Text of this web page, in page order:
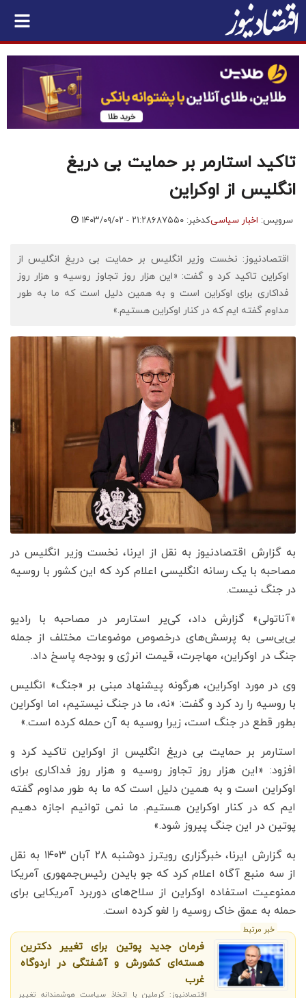
تاکید استارمر بر حمایت بی دریغ
انگلیس از اوکراین
سرویس: اخبار سیاسیکدخبر: ۶۸۷۵۵۰ ۱۴۰۳/۰۹/۰۲ - ۲۱:۲۸
اقتصادنیوز: نخست وزیر انگلیس بر حمایت بی دریغ انگلیس از
اوکراین تاکید کرد و گفت: «این هزار روز تجاوز روسیه و هزار روز
فداکاری برای اوکراین است و به همین دلیل است که ما به طور
مداوم گفته ایم که در کنار اوکراین هستیم.»
به گزارش اقتصادنیوز به نقل از ایرنا، نخست‌ وزیر انگلیس در
مصاحبه با یک رسانه انگلیسی اعلام کرد که این کشور با روسیه
در جنگ نیست.
«آناتولی» گزارش داد، کی‌یر استارمر در مصاحبه‌ با رادیو
بی‌بی‌سی به پرسش‌های درخصوص موضوعات مختلف از جمله
جنگ در اوکراین، مهاجرت، قیمت انرژی و بودجه پاسخ داد.
وی در مورد اوکراین، هرگونه پیشنهاد مبنی بر «جنگ» انگلیس
با روسیه را رد کرد و گفت: «نه، ما در جنگ نیستیم، اما اوکراین
بطور قطع در جنگ است، زیرا روسیه به آن حمله کرده است.»
استارمر بر حمایت بی دریغ انگلیس از اوکراین تاکید کرد و
افزود: «این هزار روز تجاوز روسیه و هزار روز فداکاری برای
اوکراین است و به همین دلیل است که ما به طور مداوم گفته
ایم که در کنار اوکراین هستیم. ما نمی توانیم اجازه دهیم
پوتین در این جنگ پیروز شود.»
به گزارش ایرنا، خبرگزاری رویترز دوشنبه ۲۸ آبان ۱۴۰۳ به نقل
از سه منبع آگاه اعلام کرد که جو بایدن رئیس‌جمهوری آمریکا
ممنوعیت استفاده اوکراین از سلاح‌های دوربرد آمریکایی برای
حمله به عمق خاک روسیه را لغو کرده است.
خبر مرتبط
فرمان جدید پوتین برای تغییر دکترین
هسته‌ای کشورش و آشفتگی در اردوگاه
غرب
اقتصادنیوز: کرملین با اتخاذ سیاست هوشمندانه تغییر